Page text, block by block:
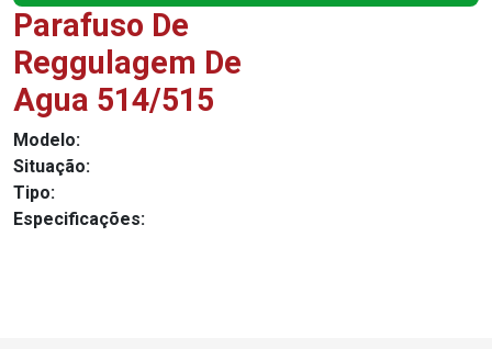
Parafuso De
Reggulagem De
Agua 514/515
Modelo:
Situação:
Tipo:
Especificações: